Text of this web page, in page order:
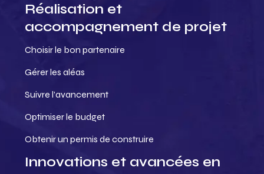
Réalisation et
accompagnement de projet
Choisir le bon partenaire
Gérer les aléas
Suivre l’avancement
Optimiser le budget
Obtenir un permis de construire
Innovations et avancées en